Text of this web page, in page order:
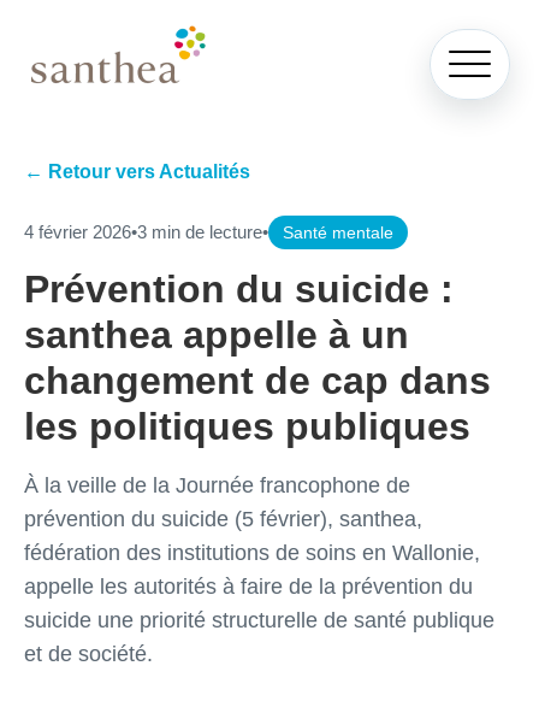
← Retour vers Actualités
4 février 2026•3 min de lecture• Santé mentale
Prévention du suicide :
santhea appelle à un
changement de cap dans
les politiques publiques
À la veille de la Journée francophone de
prévention du suicide (5 février), santhea,
fédération des institutions de soins en Wallonie,
appelle les autorités à faire de la prévention du
suicide une priorité structurelle de santé publique
et de société.